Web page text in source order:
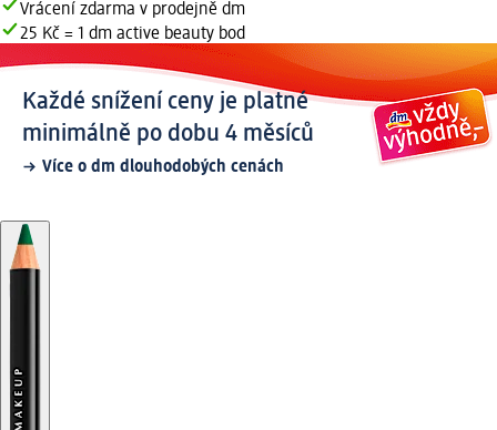
Vrácení zdarma v prodejně dm
25 Kč = 1 dm active beauty bod
Každé snížení ceny je platné
minimálně po dobu 4 měsíců
Více o dm dlouhodobých cenách